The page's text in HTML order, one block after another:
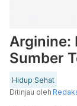
Arginine:
Sumber
Hidup Sehat
Ditinjau oleh